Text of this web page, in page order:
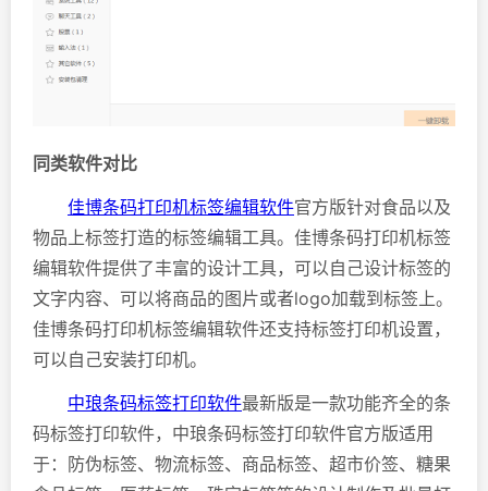
同类软件对比
佳博条码打印机标签编辑软件官方版针对食品以及
物品上标签打造的标签编辑工具。佳博条码打印机标签
编辑软件提供了丰富的设计工具，可以自己设计标签的
文字内容、可以将商品的图片或者logo加载到标签上。
佳博条码打印机标签编辑软件还支持标签打印机设置，
可以自己安装打印机。
中琅条码标签打印软件最新版是一款功能齐全的条
码标签打印软件，中琅条码标签打印软件官方版适用
于：防伪标签、物流标签、商品标签、超市价签、糖果